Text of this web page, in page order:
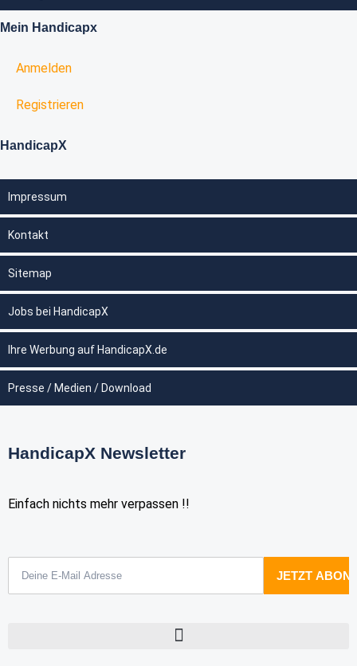
Mein Handicapx
Anmelden
Registrieren
HandicapX
Impressum
Kontakt
Sitemap
Jobs bei HandicapX
Ihre Werbung auf HandicapX.de
Presse / Medien / Download
HandicapX Newsletter
Einfach nichts mehr verpassen !!